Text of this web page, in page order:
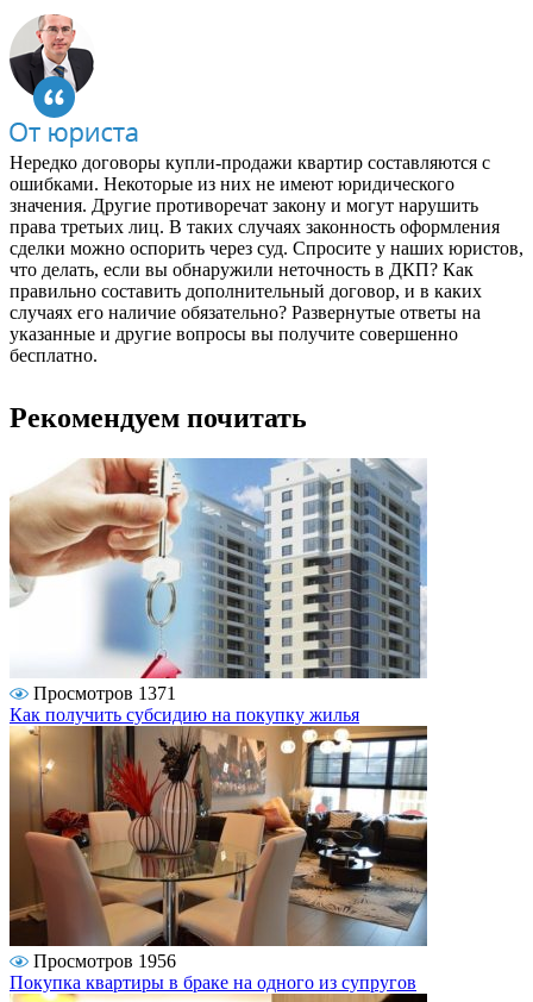
Нередко договоры купли-продажи квартир составляются с
ошибками. Некоторые из них не имеют юридического
значения. Другие противоречат закону и могут нарушить
права третьих лиц. В таких случаях законность оформления
сделки можно оспорить через суд. Спросите у наших юристов,
что делать, если вы обнаружили неточность в ДКП? Как
правильно составить дополнительный договор, и в каких
случаях его наличие обязательно? Развернутые ответы на
указанные и другие вопросы вы получите совершенно
бесплатно.
Рекомендуем почитать
Просмотров 1371
Как получить субсидию на покупку жилья
Просмотров 1956
Покупка квартиры в браке на одного из супругов